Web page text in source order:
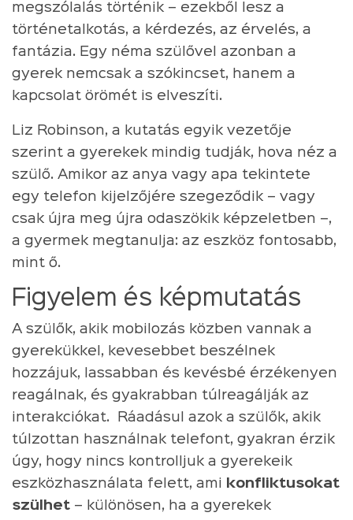
megszólalás történik – ezekből lesz a
történetalkotás, a kérdezés, az érvelés, a
fantázia. Egy néma szülővel azonban a
gyerek nemcsak a szókincset, hanem a
kapcsolat örömét is elveszíti.
Liz Robinson, a kutatás egyik vezetője
szerint a gyerekek mindig tudják, hova néz a
szülő. Amikor az anya vagy apa tekintete
egy telefon kijelzőjére szegeződik – vagy
csak újra meg újra odaszökik képzeletben –,
a gyermek megtanulja: az eszköz fontosabb,
mint ő.
Figyelem és képmutatás
A szülők, akik mobilozás közben vannak a
gyerekükkel, kevesebbet beszélnek
hozzájuk, lassabban és kevésbé érzékenyen
reagálnak, és gyakrabban túlreagálják az
interakciókat. Ráadásul azok a szülők, akik
túlzottan használnak telefont, gyakran érzik
úgy, hogy nincs kontrolljuk a gyerekeik
eszközhasználata felett, ami
konfliktusokat
szülhet – különösen, ha a gyerekek